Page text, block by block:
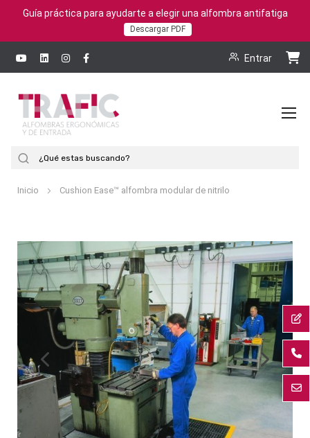
Guía práctica para ayudarte a elegir una alfombra antifatiga
Descargar PDF
Entrar
Inicio Cushion Ease™ alfombra modular de nitrilo
Saltar
al
final
de
galería
imágenes